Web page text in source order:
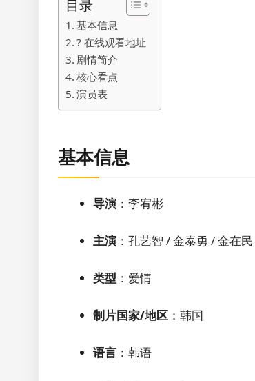
目录
基本信息
?️ 在线观看地址
剧情简介
核心看点
演员表
基本信息
导演 ：李宥彬
主演 ：孔艺智 / 金泰勇 / 金在
类型 ：爱情
制片国家/地区 ：韩国
语言 ：韩语